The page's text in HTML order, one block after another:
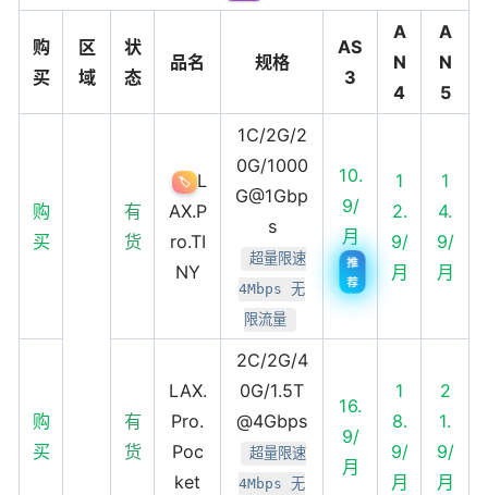
购
买
区
域
状
态
品名 规格
AS
3
A
N
4
A
N
5
购
买
有
货
🏷️ L
AX.P
ro.TI
NY
1C/2G/2
0G/1000
G@1Gbp
s
超量限速
4Mbps 无
限流量
10.
9/
月
推
荐
1
2.
9/
月
1
4.
9/
月
购
买
有
货
LAX.
Pro.
Poc
ket
2C/2G/4
0G/1.5T
@4Gbps
超量限速
4Mbps 无
16.
9/
月
1
8.
9/
月
2
1.
9/
月